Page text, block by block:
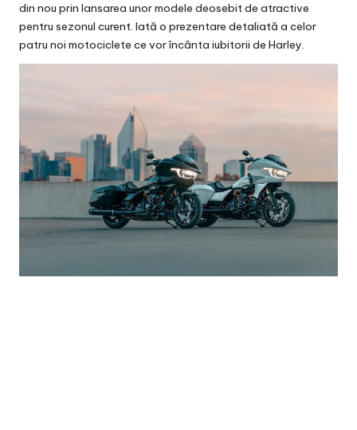
din nou prin lansarea unor modele deosebit de atractive
pentru sezonul curent. Iată o prezentare detaliată a celor
patru noi motociclete ce vor încânta iubitorii de Harley.